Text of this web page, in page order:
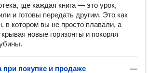
где каждая книга — это урок,
и готовы передать другим. Это как
в котором вы не просто плавали, а
новые горизонты и покоряя
при покупке и продаже
—